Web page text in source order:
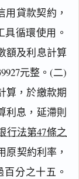
用貸款契約，
具循環使用。
額及利息計算
元整。(二)
算，於繳款期
利息，延滯則
行法第47條之
原契約利率，
分之十五。